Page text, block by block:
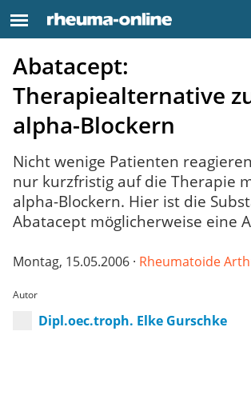
Abatacept:
Therapiealternative
alpha-Blockern
Nicht wenige Patienten
nur kurzfristig auf die Therapie
alpha-Blockern. Hier ist die
Abatacept möglicherweise eine
Montag, 15.05.2006 · Rheumatoide
Autor
Dipl.oec.troph. Elke Gurschke